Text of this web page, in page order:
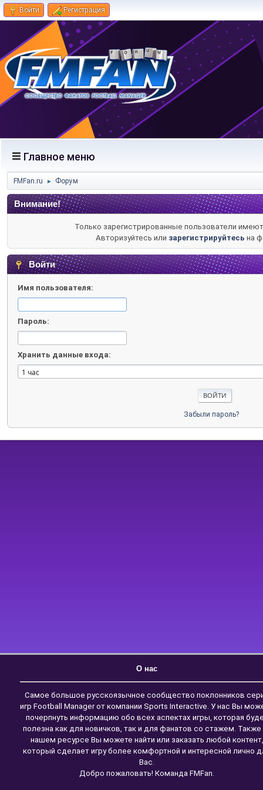
Войти Регистрация
Главное меню
FMFan.ru ► Форум
Внимание!
Только зарегистрированные пользователи
Авторизуйтесь или зарегистрируйтесь на
Войти
Имя пользователя:
Пароль:
Хранить данные входа:
Забыли пароль?
О нас
Самое большое русскоязычное сообщество поклонников
игр Football Manager от компании Sports Interactive. У нас Вы
почерпнуть информацию обо всех аспектах игры, которая
полезна как для новичков, так и для фанатов со стажем. Также
нашем ресурсе Вы можете найти или заказать любой контент,
который сделает игру более комфортной и интересной лично
Вас.
Добро пожаловать! Команда FMFan.